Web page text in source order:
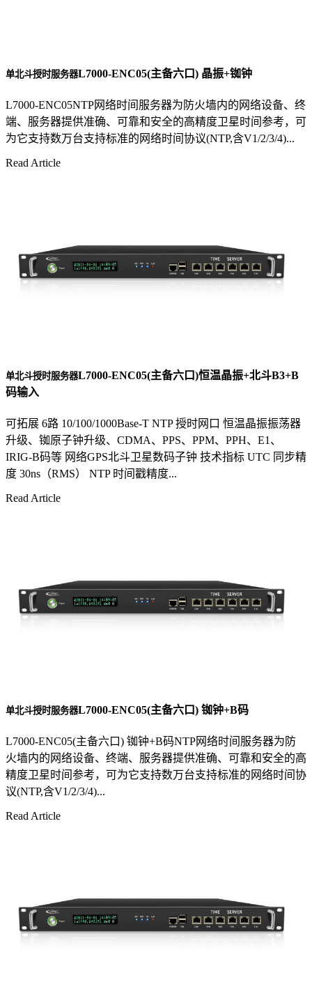
单北斗授时服务器L7000-ENC05(主备六口) 晶振+铷钟
L7000-ENC05NTP网络时间服务器为防火墙内的网络设备、终
端、服务器提供准确、可靠和安全的高精度卫星时间参考，可
为它支持数万台支持标准的网络时间协议(NTP,含V1/2/3/4)...
Read Article
单北斗授时服务器L7000-ENC05(主备六口)恒温晶振+北斗B3+B
码输入
可拓展 6路 10/100/1000Base-T NTP 授时网口 恒温晶振振荡器
升级、铷原子钟升级、CDMA、PPS、PPM、PPH、E1、
IRIG-B码等 网络GPS北斗卫星数码子钟 技术指标 UTC 同步精
度 30ns（RMS） NTP 时间戳精度...
Read Article
单北斗授时服务器L7000-ENC05(主备六口) 铷钟+B码
L7000-ENC05(主备六口) 铷钟+B码NTP网络时间服务器为防
火墙内的网络设备、终端、服务器提供准确、可靠和安全的高
精度卫星时间参考，可为它支持数万台支持标准的网络时间协
议(NTP,含V1/2/3/4)...
Read Article